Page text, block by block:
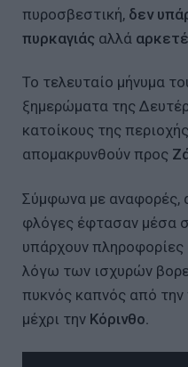
πυροσβεστική, δεν
πυρκαγιάς αλλά
Το τελευταίο μήνυμα
ξημερώματα της
κατοίκους της
απομακρυνθούν προς
Σύμφωνα με αναφορές,
φλόγες έφτασαν μέσα
υπάρχουν πληροφορίες
λόγω των ισχυρών
πυκνός καπνός από την
μέχρι την Κόρινθο.